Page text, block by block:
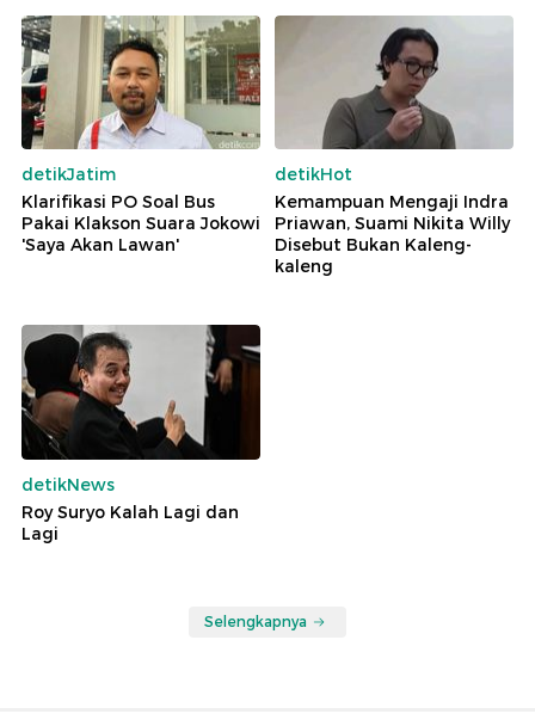
detikJatim
Klarifikasi PO Soal Bus
Pakai Klakson Suara Jokowi
'Saya Akan Lawan'
detikHot
Kemampuan Mengaji Indra
Priawan, Suami Nikita Willy
Disebut Bukan Kaleng-
kaleng
detikNews
Roy Suryo Kalah Lagi dan
Lagi
Selengkapnya